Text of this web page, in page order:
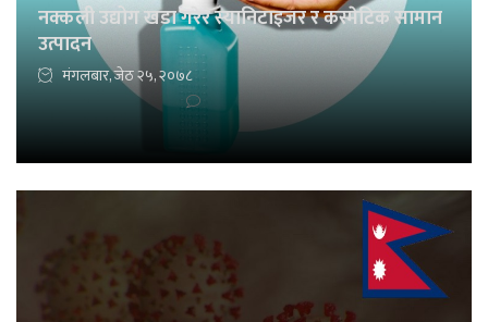
नक्कली उद्योग खडा गरेर स्यानिटाइजर र कस्मेटिक सामान
उत्पादन
मंगलबार, जेठ २५, २०७८